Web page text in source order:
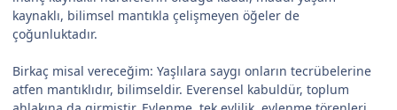
kaynaklı, bilimsel mantıkla çelişmeyen öğeler de
çoğunluktadır.
Birkaç misal vereceğim: Yaşlılara saygı onların tecrübelerine
atfen mantıklıdır, bilimseldir. Everensel kabuldür, toplum